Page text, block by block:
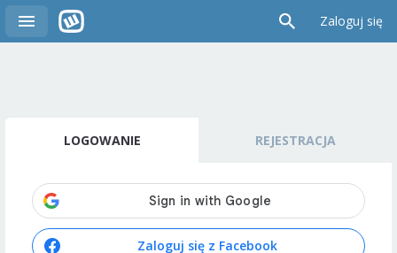
Zaloguj się
LOGOWANIE REJESTRACJA
Zaloguj się z Facebook